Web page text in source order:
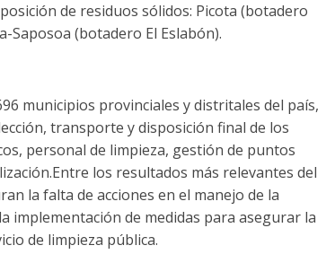
de residuos sólidos: Picota (botadero
Saposoa (botadero El Eslabón).
municipios provinciales y distritales del país,
transporte y disposición final de los
personal de limpieza, gestión de puntos
los resultados más relevantes del
la falta de acciones en el manejo de la
implementación de medidas para asegurar la
de limpieza pública.